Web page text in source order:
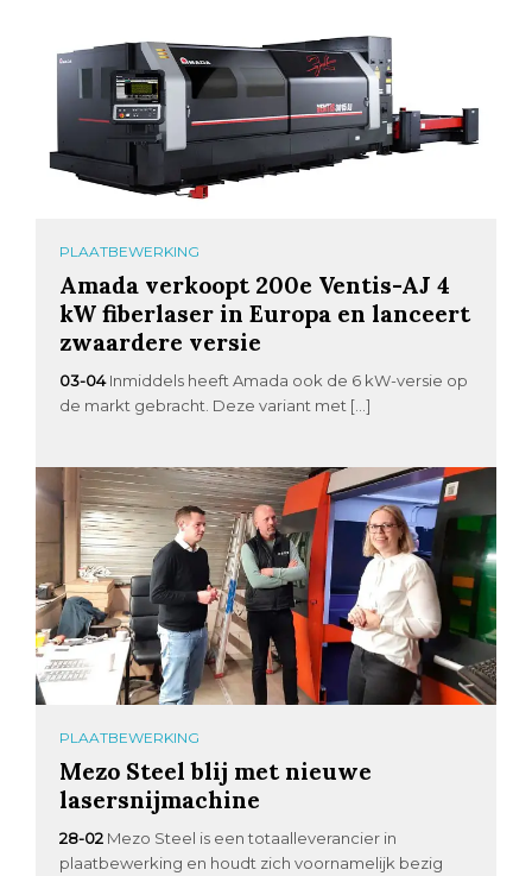
PLAATBEWERKING
Amada verkoopt 200e Ventis-AJ 4
kW fiberlaser in Europa en lanceert
zwaardere versie
03-04 Inmiddels heeft Amada ook de 6 kW-versie op
de markt gebracht. Deze variant met […]
PLAATBEWERKING
Mezo Steel blij met nieuwe
lasersnijmachine
28-02 Mezo Steel is een totaalleverancier in
plaatbewerking en houdt zich voornamelijk bezig